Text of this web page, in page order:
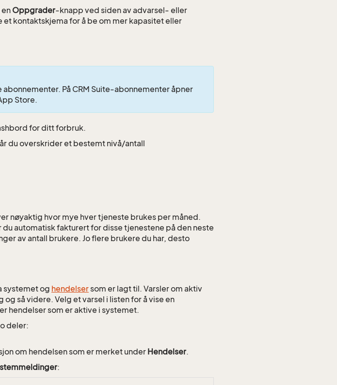
Oppgrader-knapp ved siden av advarsel- eller
kontaktskjema for å be om mer kapasitet eller
På CRM Suite-abonnementer åpner
Store.
for ditt forbruk.
du overskrider et bestemt nivå/antall
nøyaktig hvor mye hver tjeneste brukes per måned.
automatisk fakturert for disse tjenestene på den neste
av antall brukere. Jo flere brukere du har, desto
systemet og hendelsersom er lagt til. Varsler om aktiv
så videre. Velg et varsel i listen for å vise en
hendelser som er aktive i systemet.
deler:
om hendelsen som er merket under Hendelser.
: